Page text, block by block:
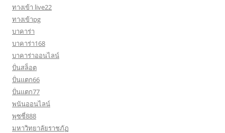
ทางเข้า live22
ทางเข้าpg
บาคาร่า
บาคาร่า168
บาคาร่าออนไลน์
ปั่นสล็อต
ปั่นแตก66
ปั่นแตก77
พนันออนไลน์
พุซซี่888
มหาวิทยาลัยราชภัฏ